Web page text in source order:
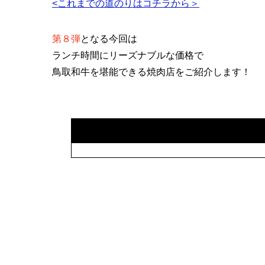
<これまでの道のりはコチラから＞
第８弾となる今回は
ランチ時間にリーズナブルな価格で
鳥取和牛を堪能できる焼肉店をご紹介します！